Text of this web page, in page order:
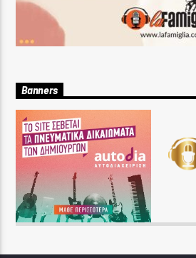
Banners